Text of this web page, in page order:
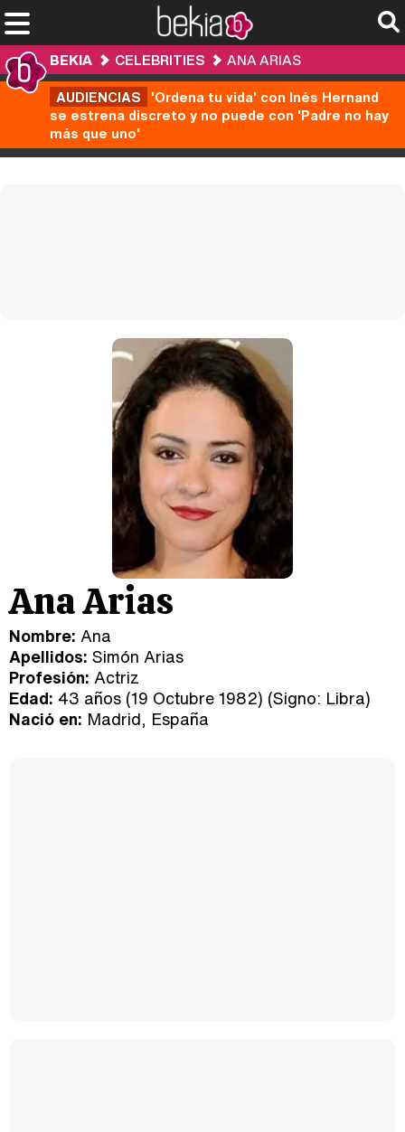
BEKIA CELEBRITIES
ANA ARIAS
AUDIENCIAS 'Ordena tu vida' con Inés Hernand
se estrena discreto y no puede con 'Padre no hay
más que uno'
Ana Arias
Nombre: Ana
Apellidos: Simón Arias
Profesión: Actriz
Edad: 43 años (19 Octubre 1982) (Signo: Libra)
Nació en: Madrid, España